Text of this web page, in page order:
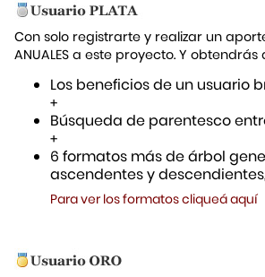
Con solo registrarte y realizar un
ANUALES a este proyecto. Y
Los beneficios de un usuario
+
Búsqueda de parentesco
+
6 formatos más de árbol
ascendentes y
Para ver los formatos cliqueá aquí